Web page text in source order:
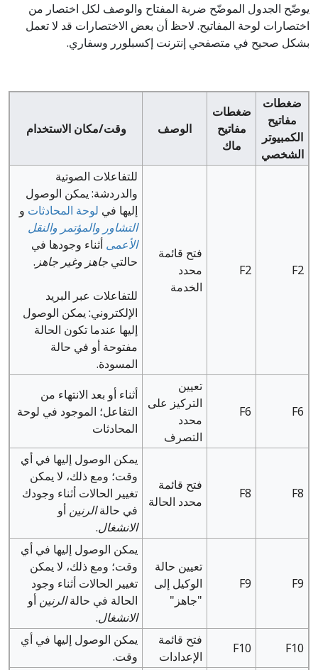
يوضّح الجدول الموضّح ضربة المفتاح والوصف لكل اختصار من
اختصارات لوحة المفاتيح. لاحظ أن بعض الاختصارات قد لا تعمل
بشكل صحيح في متصفحي إنترنت إكسبلورر وسفاري.
ضغطات
مفاتيح
الكمبيوتر
الشخصي
ضغطات
مفاتيح
ماك
الوصف وقت/مكان الاستخدام
F2
F2
فتح قائمة
محدد
الخدمة
للتفاعلات الصوتية
والدردشة: يمكن الوصول
إليها في لوحة المحادثات و
التشاور والمؤتمر والنقل
الأعمى أثناء وجودها في
حالتيجاهز وغير جاهز .
للتفاعلات عبر البريد
الإلكتروني: يمكن الوصول
إليها عندما تكون الحالة
مفتوحة أو في حالة
المسودة.
F6
F6
تعيين
التركيز على
محدد
التصرف
أثناء أو بعد الانتهاء من
التفاعل؛ الموجود في لوحة
المحادثات
F8
F8
فتح قائمة
محدد الحالة
يمكن الوصول إليها في أي
وقت؛ ومع ذلك، لا يمكن
تغيير الحالات أثناء وجودك
في حالةالرنين أو
الانشغال.
F9
F9
تعيين حالة
الوكيل إلى
"جاهز"
يمكن الوصول إليها في أي
وقت؛ ومع ذلك، لا يمكن
تغيير الحالات أثناء وجود
الحالة في حالةالرنين أو
الانشغال.
F10
F10
فتح قائمة
الإعدادات
يمكن الوصول إليها في أي
وقت.